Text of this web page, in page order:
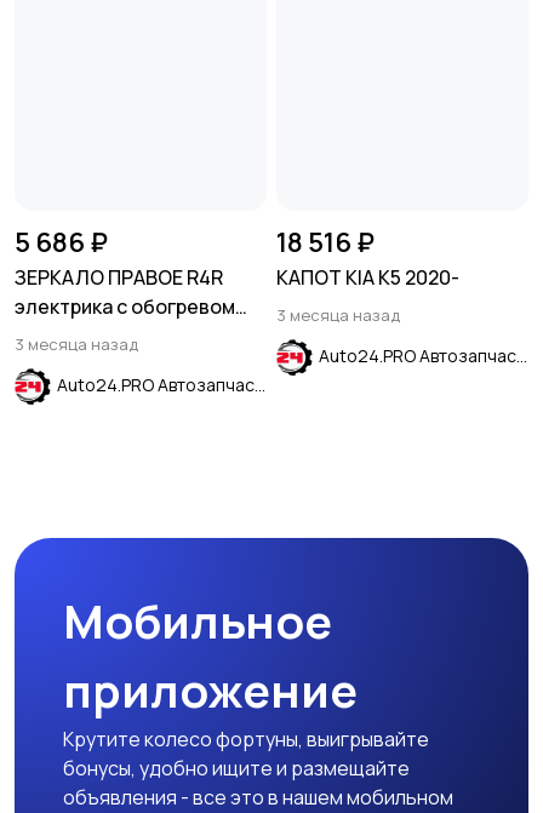
5 686 ₽
ЗЕРКАЛО ПРАВОЕ R4R
электрика с обогревом
без указателя поворота
HYUNDAI SOLARIS 2017-
2023
3 месяца назад
Auto24.PRO Автозапчасти
18 516 ₽
КАПОТ KIA K5 2020-
3 месяца назад
Auto24.PRO Автозапчасти
Мобильное
приложение
Крутите колесо фортуны, выигрывайте
бонусы, удобно ищите и размещайте
объявления - все это в нашем мобильном